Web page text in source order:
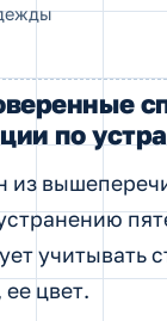
по
из
учитывать
ее цвет.